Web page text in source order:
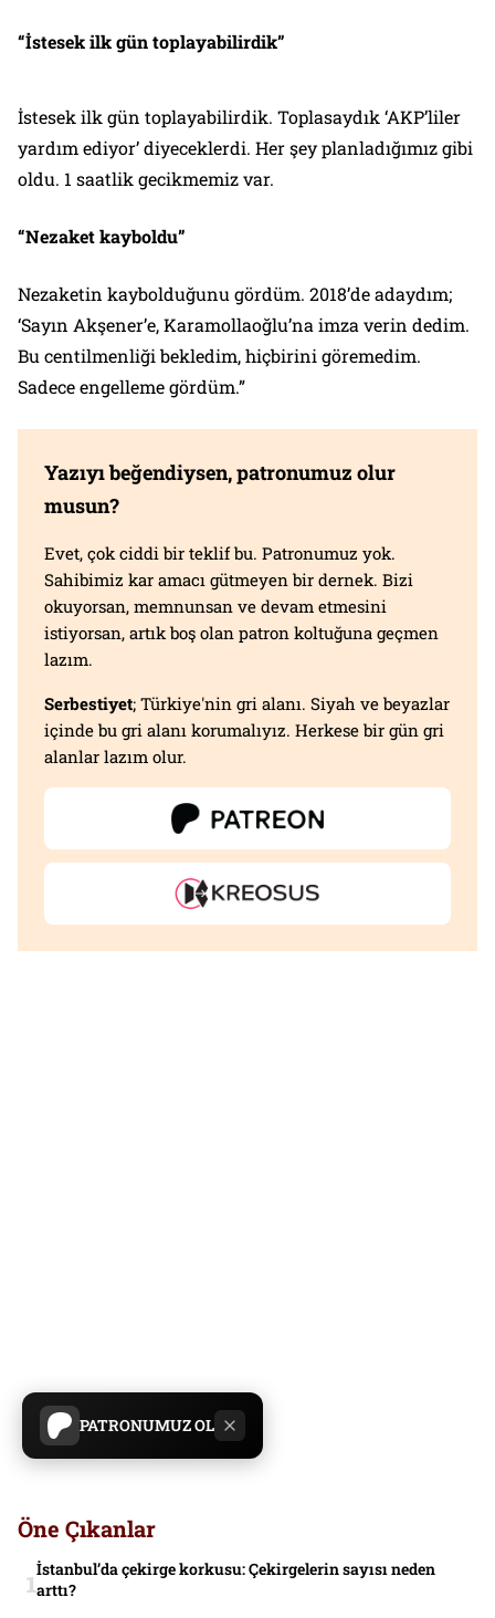
PATRONUMUZ OL
“İstesek ilk gün toplayabilirdik”
İstesek ilk gün toplayabilirdik. Toplasaydık ‘AKP’liler
yardım ediyor’ diyeceklerdi. Her şey planladığımız gibi
oldu. 1 saatlik gecikmemiz var.
“Nezaket kayboldu”
Nezaketin kaybolduğunu gördüm. 2018’de adaydım;
‘Sayın Akşener’e, Karamollaoğlu’na imza verin dedim.
Bu centilmenliği bekledim, hiçbirini göremedim.
Sadece engelleme gördüm.”
Yazıyı beğendiysen, patronumuz olur
musun?
Evet, çok ciddi bir teklif bu. Patronumuz yok.
Sahibimiz kar amacı gütmeyen bir dernek. Bizi
okuyorsan, memnunsan ve devam etmesini
istiyorsan, artık boş olan patron koltuğuna geçmen
lazım.
Serbestiyet; Türkiye'nin gri alanı. Siyah ve beyazlar
içinde bu gri alanı korumalıyız. Herkese bir gün gri
alanlar lazım olur.
Öne Çıkanlar
İstanbul’da çekirge korkusu: Çekirgelerin sayısı neden
arttı?